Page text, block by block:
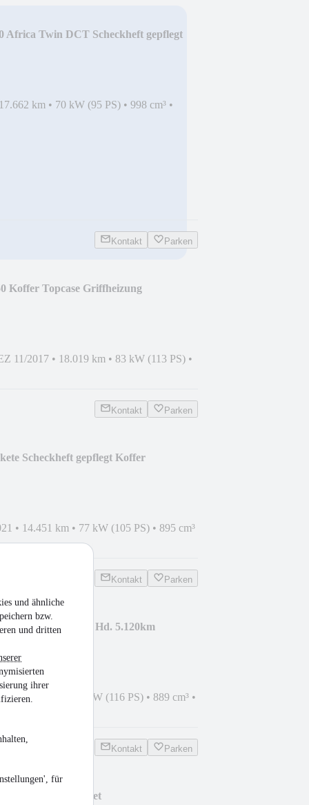
und ähnliche
bzw.
und dritten
ihrer
für
Africa Twin DCT Scheckheft gepflegt
17.662 km • 70 kW (95 PS) • 998 cm³ •
Kontakt Parken
Koffer Topcase Griffheizung
11/2017 • 18.019 km • 83 kW (113 PS) •
Kontakt Parken
Scheckheft gepflegt Koffer
• 14.451 km • 77 kW (105 PS) • 895 cm³
Kontakt Parken
Akrapovic 1. Hd. 5.120km
•5.120 km 85 kW (116 PS) • 889 cm³ •
Kontakt Parken
4'KM A2 geeignet